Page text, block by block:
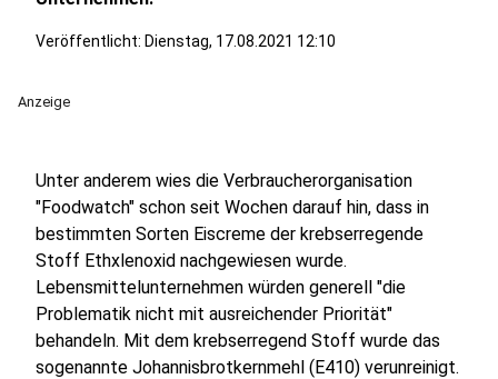
Veröffentlicht: Dienstag, 17.08.2021 12:10
Anzeige
Unter anderem wies die Verbraucherorganisation
"Foodwatch" schon seit Wochen darauf hin, dass in
bestimmten Sorten Eiscreme der krebserregende
Stoff Ethxlenoxid nachgewiesen wurde.
Lebensmittelunternehmen würden generell "die
Problematik nicht mit ausreichender Priorität"
behandeln. Mit dem krebserregend Stoff wurde das
sogenannte Johannisbrotkernmehl (E410) verunreinigt.